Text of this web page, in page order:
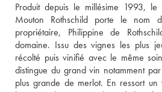
Produit depuis le millésime 1993,
Mouton Rothschild porte le nom
propriétaire, Philippine de
domaine. Issu des vignes les plus
récolté puis vinifié avec le même
distingue du grand vin notamment
plus grande de merlot. En ressort